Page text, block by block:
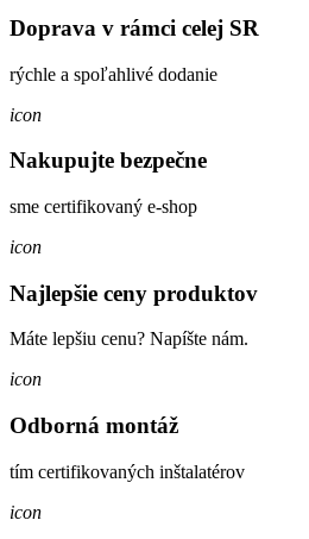
Doprava v rámci celej SR
rýchle a spoľahlivé dodanie
icon
Nakupujte bezpečne
sme certifikovaný e-shop
icon
Najlepšie ceny produktov
Máte lepšiu cenu? Napíšte nám.
icon
Odborná montáž
tím certifikovaných inštalatérov
icon